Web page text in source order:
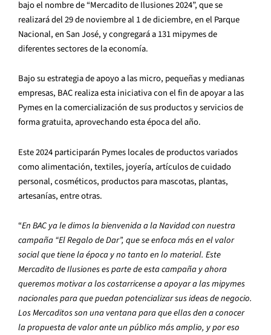
bajo el nombre de “Mercadito de Ilusiones 2024”, que se
realizará del 29 de noviembre al 1 de diciembre, en el Parque
Nacional, en San José, y congregará a 131 mipymes de
diferentes sectores de la economía.
Bajo su estrategia de apoyo a las micro, pequeñas y medianas
empresas, BAC realiza esta iniciativa con el fin de apoyar a las
Pymes en la comercialización de sus productos y servicios de
forma gratuita, aprovechando esta época del año.
Este 2024 participarán Pymes locales de productos variados
como alimentación, textiles, joyería, artículos de cuidado
personal, cosméticos, productos para mascotas, plantas,
artesanías, entre otras.
“En BAC ya le dimos la bienvenida a la Navidad con nuestra
campaña “El Regalo de Dar”, que se enfoca más en el valor
social que tiene la época y no tanto en lo material. Este
Mercadito de Ilusiones es parte de esta campaña y ahora
queremos motivar a los costarricense a apoyar a las mipymes
nacionales para que puedan potencializar sus ideas de negocio.
Los Mercaditos son una ventana para que ellas den a conocer
la propuesta de valor ante un público más amplio, y por eso